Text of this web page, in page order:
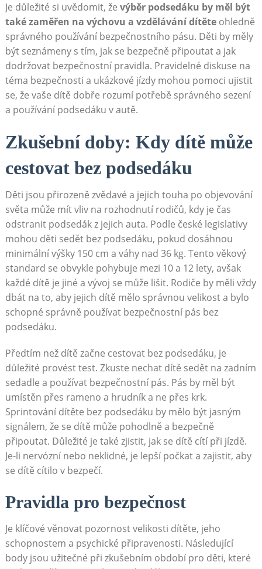
Je důležité si uvědomit, že výběr podsedáku by měl být
také zaměřen na výchovu a vzdělávání dítěteohledně
správného používání bezpečnostního pásu. Děti by měly
být seznámeny s tím, jak se bezpečně připoutat a jak
dodržovat bezpečnostní pravidla. Pravidelné diskuse na
téma bezpečnosti a ukázkové jízdy mohou pomoci ujistit
se, že vaše dítě dobře rozumí potřebě správného sezení
a používání podsedáku v autě.
Zkušební doby: Kdy dítě může
cestovat bez podsedáku
Děti jsou přirozeně zvědavé a jejich touha po objevování
světa může mít vliv na rozhodnutí rodičů, kdy je čas
odstranit podsedák z jejich auta. Podle české legislativy
mohou děti sedět bez podsedáku, pokud dosáhnou
minimální výšky 150 cm a váhy nad 36 kg. Tento věkový
standard se obvykle pohybuje mezi 10 a 12 lety, avšak
každé dítě je jiné a vývoj se může lišit. Rodiče by měli vždy
dbát na to, aby jejich dítě mělo správnou velikost a bylo
schopné správně používat bezpečnostní pás bez
podsedáku.
Předtím než dítě začne cestovat bez podsedáku, je
důležité provést test. Zkuste nechat dítě sedět na zadním
sedadle a používat bezpečnostní pás. Pás by měl být
umístěn přes rameno a hrudník a ne přes krk.
Sprintování dítěte bez podsedáku by mělo být jasným
signálem, že se dítě může pohodlně a bezpečně
připoutat. Důležité je také zjistit, jak se dítě cítí při jízdě.
Je-li nervózní nebo neklidné, je lepší počkat a zajistit, aby
se dítě cítilo v bezpečí.
Pravidla pro bezpečnost
Je klíčové věnovat pozornost velikosti dítěte, jeho
schopnostem a psychické připravenosti. Následující
body jsou užitečné při zkušebním období pro děti, které